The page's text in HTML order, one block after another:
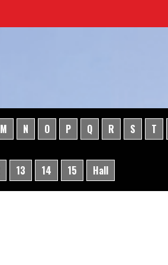
M N O P Q R S T
13 14 15 Hall